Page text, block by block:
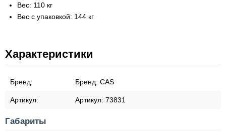
Вес: 110 кг
Вес с упаковкой: 144 кг
Характеристики
Бренд: Бренд: CAS
Артикул: Артикул: 73831
Габариты